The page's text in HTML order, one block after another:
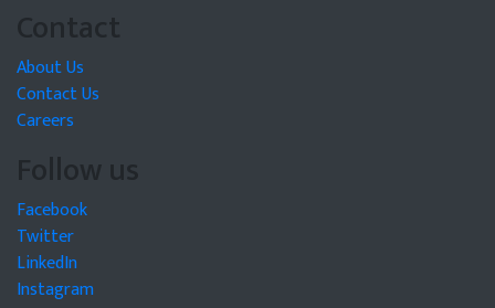
Contact
About Us
Contact Us
Careers
Follow us
Facebook
Twitter
LinkedIn
Instagram